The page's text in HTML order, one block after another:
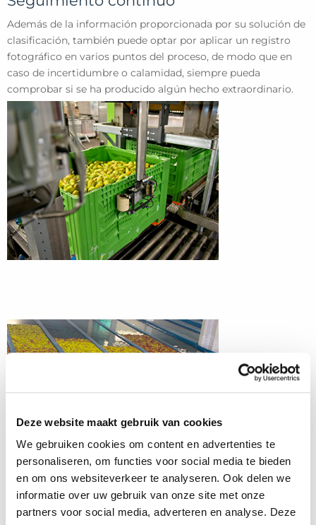
Deze website maakt gebruik van cookies
We gebruiken cookies om content en advertenties te
personaliseren, om functies voor social media te bieden
en om ons websiteverkeer te analyseren. Ook delen we
informatie over uw gebruik van onze site met onze
partners voor social media, adverteren en analyse. Deze
Además de la información proporcionada por su solución de
clasificación, también puede optar por aplicar un registro
fotográfico en varios puntos del proceso, de modo que en
caso de incertidumbre o calamidad, siempre pueda
comprobar si se ha producido algún hecho extraordinario.
Separación entre lotes
En el proceso de clasificación, la separación de los diferentes